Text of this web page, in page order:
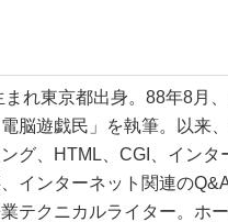
まれ東京都出身。88年8月
脳遊戯民」を執筆。以来
グ、HTML、CGI、イン
インターネット関連の
テクニカルライター。ホ